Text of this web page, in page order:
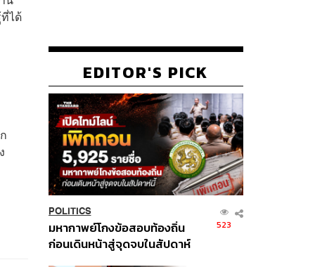
ได้
EDITOR'S PICK
POLITICS
มหากาพย์โกงข้อสอบท้องถิ่น
ก่อนเดินหน้าสู่จุดจบในสัปดาห์
523